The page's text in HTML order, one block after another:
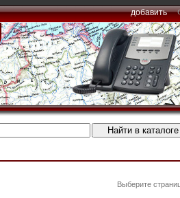
добавить
Выберите